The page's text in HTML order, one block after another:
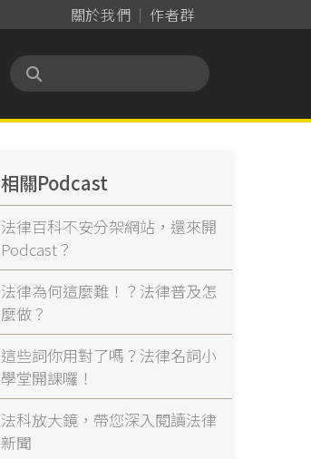
關於我們 作者群
相關Podcast
法律百科不安分架網站，還來開
Podcast？
法律為何這麼難！？法律普及怎
麼做？
這些詞你用對了嗎？法律名詞小
學堂開課囉！
法科放大鏡，帶您深入閱讀法律
新聞